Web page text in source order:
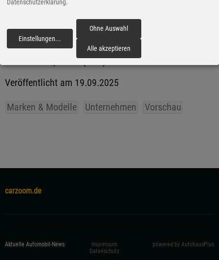
Compass in Italien.
Darüber hinaus melden wir tagesaktuell weitere
Neuigkeiten aus der Auto- und Motorradwelt sowie
der Verkehrspolitik. (aum)
Veröffentlicht am 19.09.2025
Marken & Modelle Unternehmen Vorschau
carzoom.de
Aktuelle Automobil-News
Impressum
Datenschutz
powered by AutohausPlus
Datenschutzerklärung.
Einstellungen...
Ohne Auswahl
Alle akzeptieren